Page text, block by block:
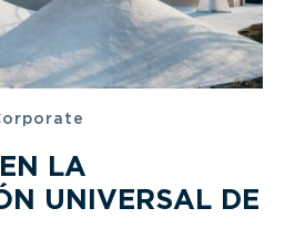
LA
UNIVERSAL DE